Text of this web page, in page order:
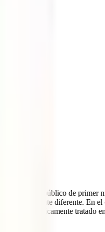
sanitario público de primer
totalmente diferente. En
ser únicamente tratado